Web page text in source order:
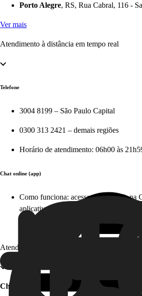
Porto Alegre, RS, Rua Cabral, 116 -
Ver mais
Atendimento à distância em tempo real
Telefone
3004 8199 – São Paulo Capital
0300 313 2421 – demais regiões
Horário de atendimento: 06h00 às
Chat online (app)
Como funciona: acesse diretamente na
aplicativo em apenas alguns cliques e
Atendimento offline
Chat offline